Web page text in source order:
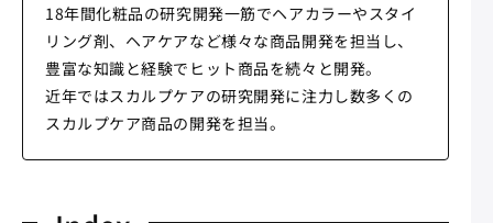
18年間化粧品の研究開発一筋でヘアカラーやスタイ
リング剤、ヘアケアなど様々な商品開発を担当し、
豊富な知識と経験でヒット商品を続々と開発。
近年ではスカルプケアの研究開発に注力し数多くの
スカルプケア商品の開発を担当。